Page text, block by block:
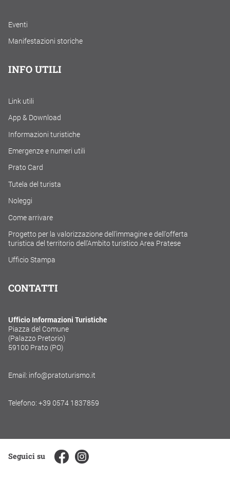
Eventi
Manifestazioni storiche
INFO UTILI
Link utili
App & Download
Informazioni turistiche
Emergenze e numeri utili
Prato Card
Tutela del turista
Noleggi
Come arrivare
Progetto per la valorizzazione dell'immagine e dell'offerta
turistica del territorio dell'Ambito turistico Area Pratese
Ufficio Stampa
CONTATTI
Ufficio Informazioni Turistiche
Piazza del Comune
(Palazzo Pretorio)
59100 Prato (PO)
Email: info@pratoturismo.it
Telefono: +39 0574 1837859
Seguici su